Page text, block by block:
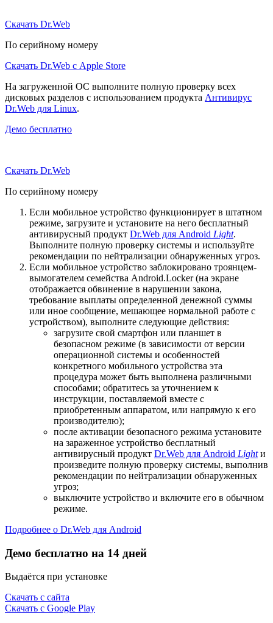
Скачать Dr.Web
По серийному номеру
Скачать Dr.Web с Apple Store
На загруженной ОС выполните полную проверку всех
дисковых разделов с использованием продукта Антивирус
Dr.Web для Linux.
Демо бесплатно
Скачать Dr.Web
По серийному номеру
Если мобильное устройство функционирует в штатном
режиме, загрузите и установите на него бесплатный
антивирусный продукт Dr.Web для Android Light.
Выполните полную проверку системы и используйте
рекомендации по нейтрализации обнаруженных угроз.
Если мобильное устройство заблокировано троянцем-
вымогателем семейства Android.Locker (на экране
отображается обвинение в нарушении закона,
требование выплаты определенной денежной суммы
или иное сообщение, мешающее нормальной работе с
устройством), выполните следующие действия:
загрузите свой смартфон или планшет в
безопасном режиме (в зависимости от версии
операционной системы и особенностей
конкретного мобильного устройства эта
процедура может быть выполнена различными
способами; обратитесь за уточнением к
инструкции, поставляемой вместе с
приобретенным аппаратом, или напрямую к его
производителю);
после активации безопасного режима установите
на зараженное устройство бесплатный
антивирусный продукт Dr.Web для Android Lightи
произведите полную проверку системы, выполнив
рекомендации по нейтрализации обнаруженных
угроз;
выключите устройство и включите его в обычном
режиме.
Подробнее о Dr.Web для Android
Демо бесплатно на 14 дней
Выдаётся при установке
Скачать с сайта
Скачать с Google Play